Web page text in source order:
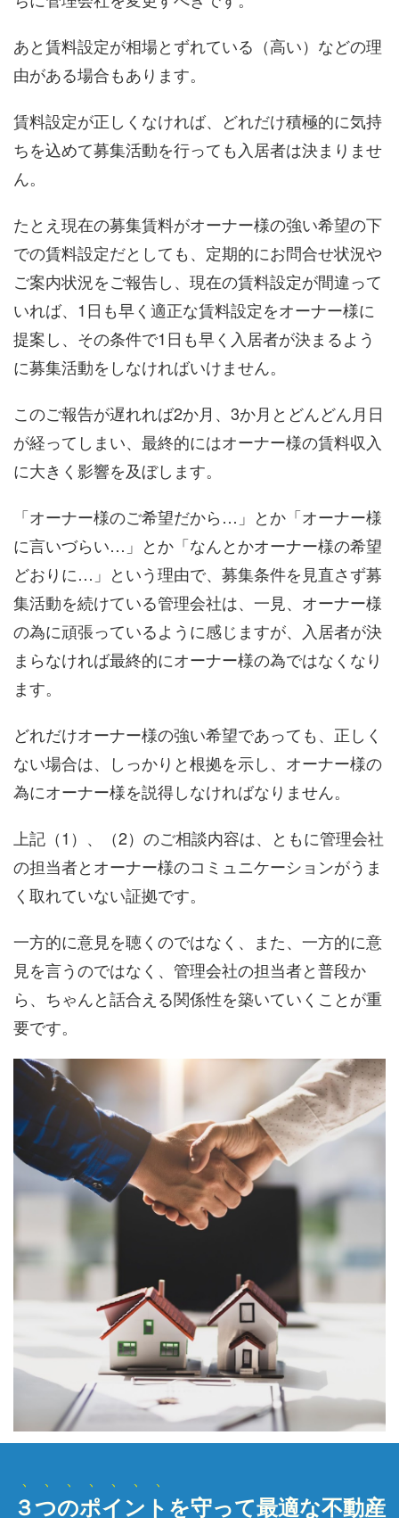
あと賃料設定が相場とずれている（高い）などの理
由がある場合もあります。
賃料設定が正しくなければ、どれだけ積極的に気持
ちを込めて募集活動を行っても入居者は決まりませ
ん。
たとえ現在の募集賃料がオーナー様の強い希望の下
での賃料設定だとしても、定期的にお問合せ状況や
ご案内状況をご報告し、現在の賃料設定が間違って
いれば、1日も早く適正な賃料設定をオーナー様に
提案し、その条件で1日も早く入居者が決まるよう
に募集活動をしなければいけません。
このご報告が遅れれば2か月、3か月とどんどん月日
が経ってしまい、最終的にはオーナー様の賃料収入
に大きく影響を及ぼします。
「オーナー様のご希望だから…」とか「オーナー様
に言いづらい…」とか「なんとかオーナー様の希望
どおりに…」という理由で、募集条件を見直さず募
集活動を続けている管理会社は、一見、オーナー様
の為に頑張っているように感じますが、入居者が決
まらなければ最終的にオーナー様の為ではなくなり
ます。
どれだけオーナー様の強い希望であっても、正しく
ない場合は、しっかりと根拠を示し、オーナー様の
為にオーナー様を説得しなければなりません。
上記（1）、（2）のご相談内容は、ともに管理会社
の担当者とオーナー様のコミュニケーションがうま
く取れていない証拠です。
一方的に意見を聴くのではなく、また、一方的に意
見を言うのではなく、管理会社の担当者と普段か
ら、ちゃんと話合える関係性を築いていくことが重
要です。
３つのポイント を守って最適な不動産